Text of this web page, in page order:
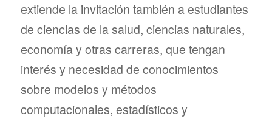
extiende la invitación también a estudiantes
de ciencias de la salud, ciencias naturales,
economía y otras carreras, que tengan
interés y necesidad de conocimientos
sobre modelos y métodos
computacionales, estadísticos y